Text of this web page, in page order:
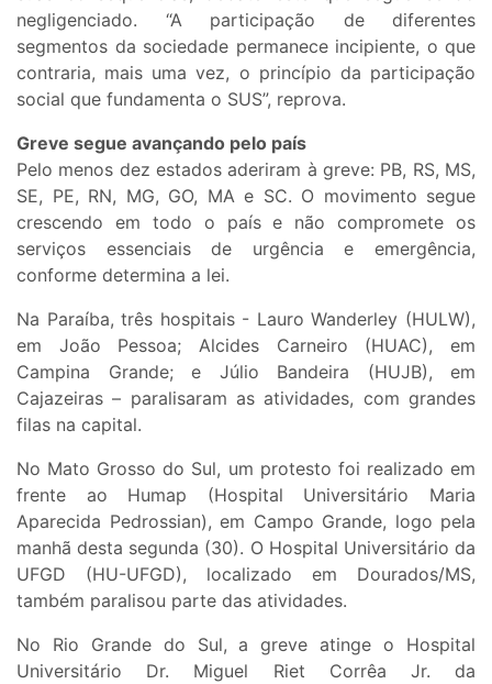
negligenciado. “A participação de diferentes
segmentos da sociedade permanece incipiente, o que
contraria, mais uma vez, o princípio da participação
social que fundamenta o SUS”, reprova.
Greve segue avançando pelo país
Pelo menos dez estados aderiram à greve: PB, RS, MS,
SE, PE, RN, MG, GO, MA e SC. O movimento segue
crescendo em todo o país e não compromete os
serviços essenciais de urgência e emergência,
conforme determina a lei.
Na Paraíba, três hospitais - Lauro Wanderley (HULW),
em João Pessoa; Alcides Carneiro (HUAC), em
Campina Grande; e Júlio Bandeira (HUJB), em
Cajazeiras – paralisaram as atividades, com grandes
filas na capital.
No Mato Grosso do Sul, um protesto foi realizado em
frente ao Humap (Hospital Universitário Maria
Aparecida Pedrossian), em Campo Grande, logo pela
manhã desta segunda (30). O Hospital Universitário da
UFGD (HU-UFGD), localizado em Dourados/MS,
também paralisou parte das atividades.
No Rio Grande do Sul, a greve atinge o Hospital
Universitário Dr. Miguel Riet Corrêa Jr. da